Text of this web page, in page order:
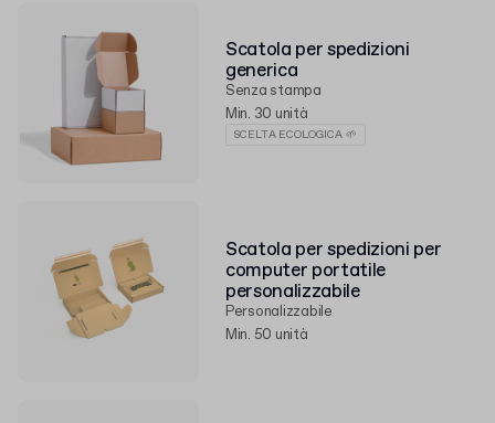
Scatola per spedizioni
generica
Senza stampa
Min. 30 unità
SCELTA ECOLOGICA 🌱
Scatola per spedizioni per
computer portatile
personalizzabile
Personalizzabile
Min. 50 unità